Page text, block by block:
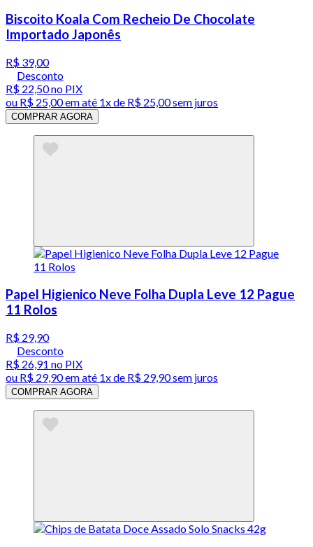
Biscoito Koala Com Recheio De Chocolate
Importado Japonês
R$ 39,00
Desconto
R$ 22,50no PIX
ou R$ 25,00em até 1x de R$ 25,00sem juros
COMPRAR AGORA
Papel Higienico Neve Folha Dupla Leve 12 Pague
11 Rolos
R$ 29,90
Desconto
R$ 26,91 no PIX
ou R$ 29,90em até 1x de R$ 29,90sem juros
COMPRAR AGORA